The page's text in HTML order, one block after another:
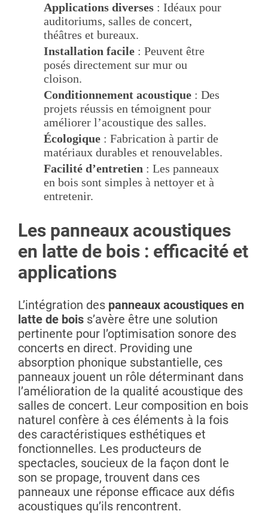
Applications diverses: Idéaux pour
auditoriums, salles de concert,
théâtres et bureaux.
Installation facile: Peuvent être
posés directement sur mur ou
cloison.
Conditionnement acoustique: Des
projets réussis en témoignent pour
améliorer l’acoustique des salles.
Écologique: Fabrication à partir de
matériaux durables et renouvelables.
Facilité d’entretien : Les panneaux
en bois sont simples à nettoyer et à
entretenir.
Les panneaux acoustiques
en latte de bois : efficacité et
applications
L’intégration des panneaux acoustiques en
latte de boiss’avère être une solution
pertinente pour l’optimisation sonore des
concerts en direct. Providing une
absorption phonique substantielle, ces
panneaux jouent un rôle déterminant dans
l’amélioration de la qualité acoustique des
salles de concert. Leur composition en bois
naturel confère à ces éléments à la fois
des caractéristiques esthétiques et
fonctionnelles. Les producteurs de
spectacles, soucieux de la façon dont le
son se propage, trouvent dans ces
panneaux une réponse efficace aux défis
acoustiques qu’ils rencontrent.